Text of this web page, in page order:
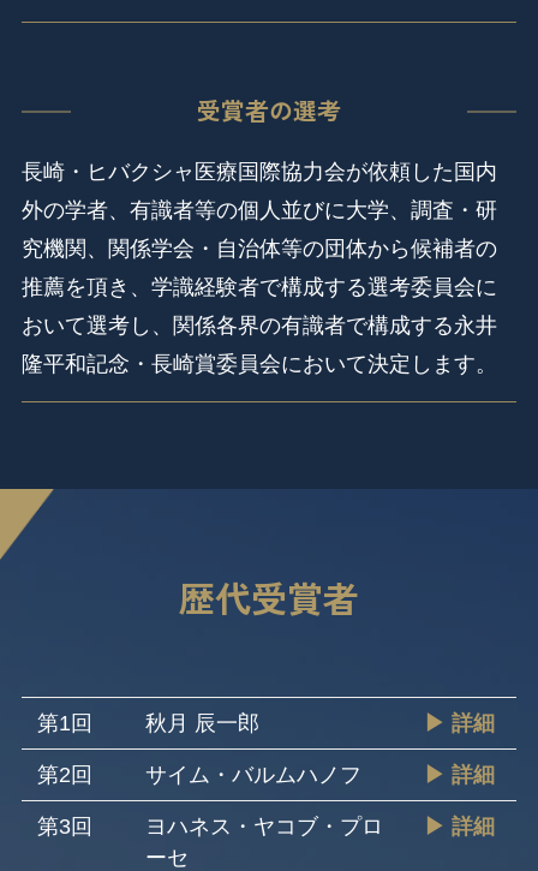
受賞者の選考
長崎・ヒバクシャ医療国際協力会が依頼した国内
外の学者、有識者等の個人並びに大学、調査・研
究機関、関係学会・自治体等の団体から候補者の
推薦を頂き、学識経験者で構成する選考委員会に
おいて選考し、関係各界の有識者で構成する永井
隆平和記念・長崎賞委員会において決定します。
歴代受賞者
第1回 秋月 辰一郎 ▶ 詳細
第2回 サイム・バルムハノフ ▶ 詳細
第3回
ヨハネス・ヤコブ・プロ
ーセ
▶ 詳細